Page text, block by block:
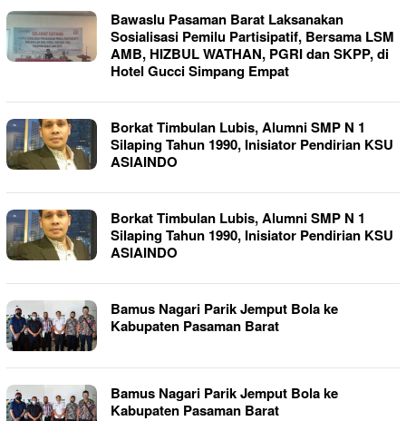
Bawaslu Pasaman Barat Laksanakan
Sosialisasi Pemilu Partisipatif, Bersama LSM
AMB, HIZBUL WATHAN, PGRI dan SKPP, di
Hotel Gucci Simpang Empat
Borkat Timbulan Lubis, Alumni SMP N 1
Silaping Tahun 1990, Inisiator Pendirian KSU
ASIAINDO
Borkat Timbulan Lubis, Alumni SMP N 1
Silaping Tahun 1990, Inisiator Pendirian KSU
ASIAINDO
Bamus Nagari Parik Jemput Bola ke
Kabupaten Pasaman Barat
Bamus Nagari Parik Jemput Bola ke
Kabupaten Pasaman Barat